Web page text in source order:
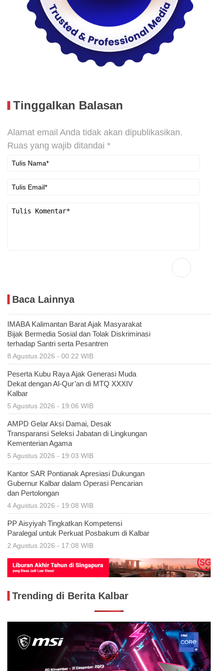
Tinggalkan Balasan
Alamat email Anda tidak akan dipublikasikan.
Ruas yang wajib ditandai *
Baca Lainnya
IMABA Kalimantan Barat Ajak Masyarakat
Bijak Bermedia Sosial dan Tolak Diskriminasi
terhadap Santri serta Pesantren
8 Agustus 2026 - 00:22 WIB
Peserta Kubu Raya Ajak Generasi Muda
Dekat dengan Al-Qur’an di MTQ XXXIV
Kalbar
5 Agustus 2026 - 19:06 WIB
AMPD Gelar Aksi Damai, Desak
Transparansi Seleksi Jabatan di Lingkungan
Kementerian Agama
5 Agustus 2026 - 19:03 WIB
Kantor SAR Pontianak Apresiasi Dukungan
Gubernur Kalbar dalam Operasi Pencarian
dan Pertolongan
4 Agustus 2026 - 19:08 WIB
PP Aisyiyah Tingkatkan Kompetensi
Paralegal untuk Perkuat Posbakum di Kalbar
2 Agustus 2026 - 17:08 WIB
Trending di Berita Kalbar